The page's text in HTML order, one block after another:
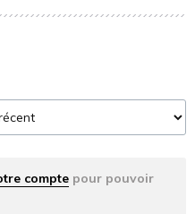
compte pour pouvoir